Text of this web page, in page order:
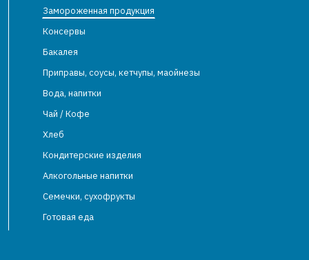
Замороженная продукция
Консервы
Бакалея
Приправы, соусы, кетчупы, маойнезы
Вода, напитки
Чай / Кофе
Хлеб
Кондитерские изделия
Алкогольные напитки
Семечки, сухофрукты
Готовая еда